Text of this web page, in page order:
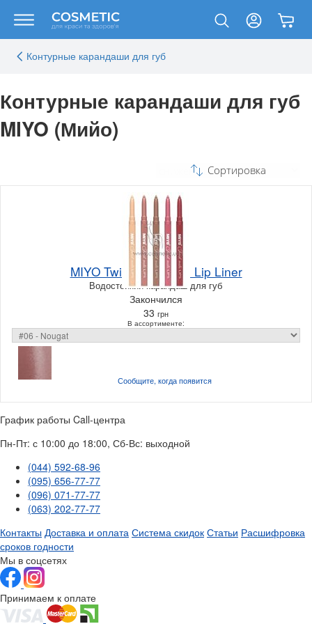
Контурные карандаши для губ
Контурные карандаши для губ
MIYO (Мийо)
Сортировка
MIYO Twist Matic Lips Lip Liner
Водостойкий карандаш для губ
Закончился
33 грн
В ассортименте:
Сообщите, когдапоявится
График работы Call-центра
Пн-Пт: с 10:00 до 18:00, Сб-Вс: выходной
(044) 592-68-96
(095) 656-77-77
(096) 071-77-77
(063) 202-77-77
Контакты Доставка и оплата Система скидок Статьи Расшифровка
сроков годности
Мы в соцсетях
Принимаем к оплате